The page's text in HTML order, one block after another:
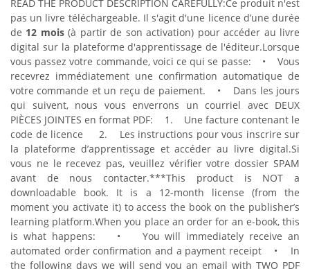
READ THE PRODUCT DESCRIPTION CAREFULLY:Ce produit n'est
pas un livre téléchargeable. Il s'agit d'une licence d’une durée
de 12 mois(à partir de son activation) pour accéder au livre
digital sur la plateforme d'apprentissage de l'éditeur.Lorsque
vous passez votre commande, voici ce qui se passe: • Vous
recevrez immédiatement une confirmation automatique de
votre commande et un reçu de paiement. • Dans les jours
qui suivent, nous vous enverrons un courriel avec DEUX
PIÈCES JOINTES en format PDF: 1. Une facture contenant le
code de licence
2. Les instructions pour vous inscrire sur
la plateforme d’apprentissage et accéder au livre digital.Si
vous ne le recevez pas, veuillez vérifier votre dossier SPAM
avant de nous contacter.***This product is NOT a
downloadable book. It is a 12-month license (from the
moment you activate it) to access the book on the publisher’s
learning platform.When you place an order for an e-book, this
is what happens: • You will immediately receive an
automated order confirmation and a payment receipt• In
the following days we will send you an email with TWO PDF